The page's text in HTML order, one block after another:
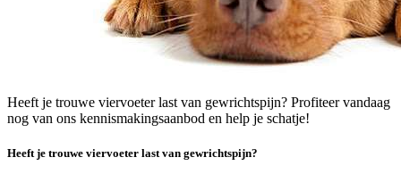
Heeft je trouwe viervoeter last van gewrichtspijn? Profiteer vandaag
nog van ons kennismakingsaanbod en help je schatje!
Heeft je trouwe viervoeter last van gewrichtspijn?